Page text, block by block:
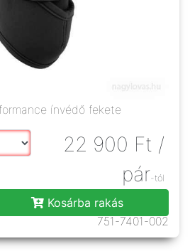
ínvédő fekete
22 900 Ft /
pár-tól
Kosárba rakás
751-7401-002